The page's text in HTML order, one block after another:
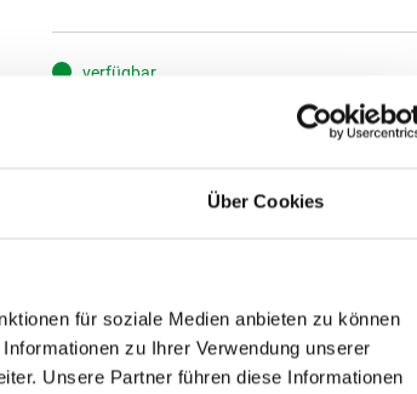
Über Cookies
für soziale Medien anbieten zu können
zu Ihrer Verwendung unserer
Unsere Partner führen diese Informationen
verfügbar
IN DEN WARENKORB